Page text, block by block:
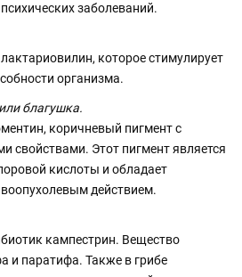
заболеваний.
которое стимулирует
организма.
благушка.
коричневый пигмент с
свойствами. Этот пигмент является
кислоты и обладает
действием.
кампестрин. Вещество
и паратифа. Также в грибе